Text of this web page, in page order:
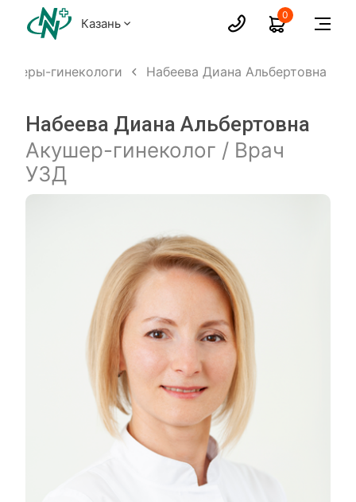
Казань
0
гинекологи Набеева Диана Альбертовна
Набеева Диана Альбертовна
Акушер-гинеколог / Врач
УЗД